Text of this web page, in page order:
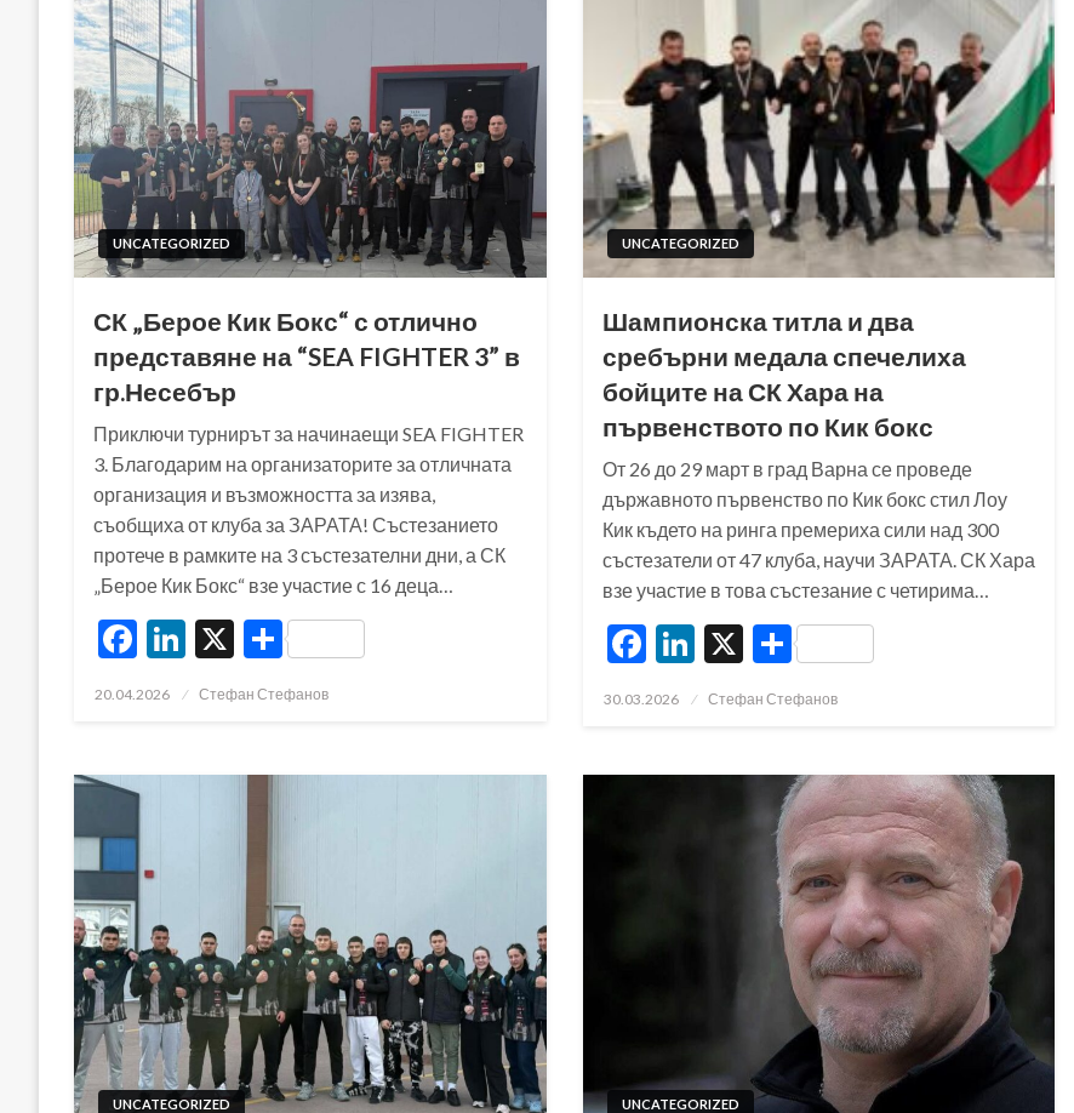
UNCATEGORIZED
СК „Берое Кик Бокс“ с отлично
представяне на “SEA FIGHTER 3” в
гр.Несебър
Приключи турнирът за начинаещи SEA FIGHTER
3. Благодарим на организаторите за отличната
организация и възможността за изява,
съобщиха от клуба за ЗАРАТА! Състезанието
протече в рамките на 3 състезателни дни, а СК
„Берое Кик Бокс“ взе участие с 16 деца…
Facebook
LinkedIn
X Share
Posted
20.04.2026 Стефан Стефанов
UNCATEGORIZED
Шампионска титла и два
сребърни медала спечелиха
бойците на СК Хара на
първенството по Кик бокс
От 26 до 29 март в град Варна се проведе
държавното първенство по Кик бокс стил Лоу
Кик където на ринга премериха сили над 300
състезатели от 47 клуба, научи ЗАРАТА. СК Хара
взе участие в това състезание с четирима…
Facebook
LinkedIn
X Share
Posted
30.03.2026 Стефан Стефанов
UNCATEGORIZED UNCATEGORIZED